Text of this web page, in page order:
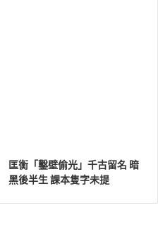
匡衡「鑿壁偷光」千古留名 暗
黑後半生 課本隻字未提